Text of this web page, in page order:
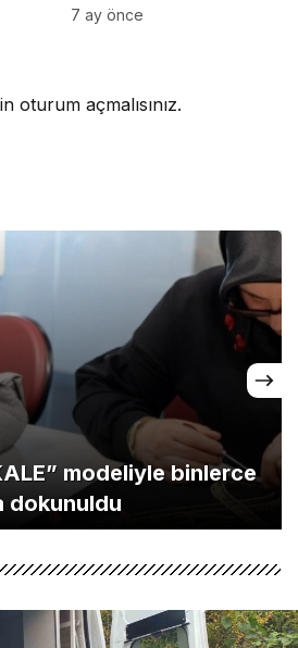
şampiyona öncesi güç
7 ay önce
oturum açmalısınız.
modeliyle binlerce
dokunuldu